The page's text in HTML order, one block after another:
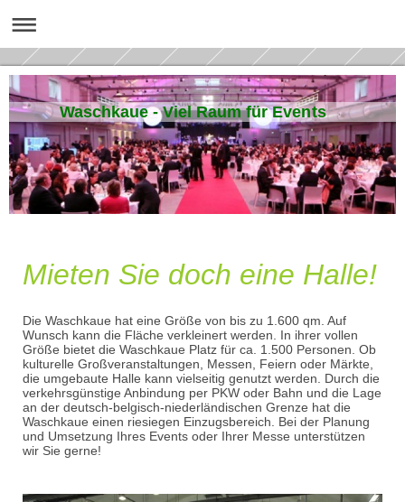
Waschkaue - Viel Raum für Events
Mieten Sie doch eine Halle!
Die Waschkaue hat eine Größe von bis zu 1.600 qm. Auf
Wunsch kann die Fläche verkleinert werden. In ihrer vollen
Größe bietet die Waschkaue Platz für ca. 1.500 Personen. Ob
kulturelle Großveranstaltungen, Messen, Feiern oder Märkte,
die umgebaute Halle kann vielseitig genutzt werden. Durch die
verkehrsgünstige Anbindung per PKW oder Bahn und die Lage
an der deutsch-belgisch-niederländischen Grenze hat die
Waschkaue einen riesiegen Einzugsbereich. Bei der Planung
und Umsetzung Ihres Events oder Ihrer Messe unterstützen
wir Sie gerne!